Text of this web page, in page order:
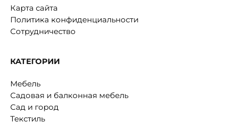
Карта сайта
Политика конфиденциальности
Сотрудничество
КАТЕГОРИИ
Мебель
Садовая и балконная мебель
Сад и город
Текстиль